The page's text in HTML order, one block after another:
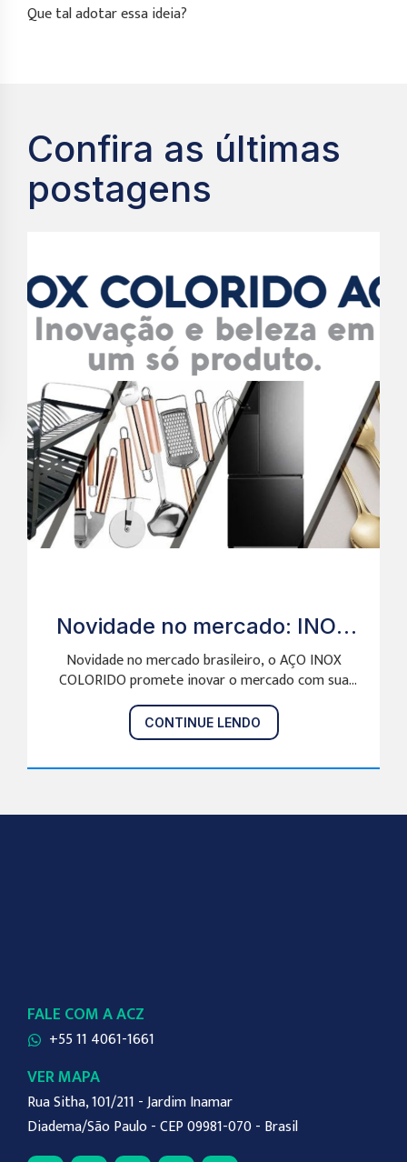
Que tal adotar essa ideia?
Confira as últimas
postagens
Novidade no mercado: INOX
COLORIDO !
Novidade no mercado brasileiro, o AÇO INOX
COLORIDO promete inovar o mercado com sua
estética,...
CONTINUE LENDO
FALE COM A ACZ
+55 11 4061-1661
VER MAPA
Rua Sitha, 101/211 - Jardim Inamar
Diadema/São Paulo - CEP 09981-070 - Brasil